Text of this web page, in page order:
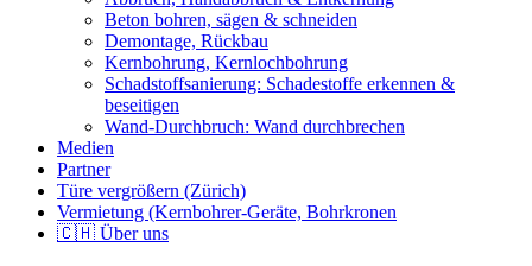
Beton bohren, sägen & schneiden
Demontage, Rückbau
Kernbohrung, Kernlochbohrung
Schadstoffsanierung: Schadestoffe erkennen &
beseitigen
Wand-Durchbruch: Wand durchbrechen
Medien
Partner
Türe vergrößern (Zürich)
Vermietung (Kernbohrer-Geräte, Bohrkronen
🇨🇭 Über uns